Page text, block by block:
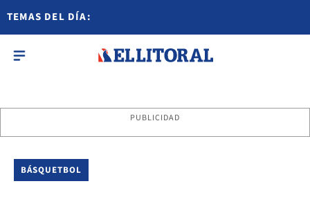
TEMAS DEL DÍA:
PUBLICIDAD
BÁSQUETBOL